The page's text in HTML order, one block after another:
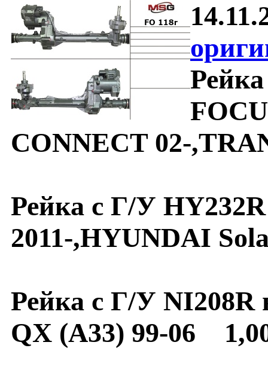
CONNECT 02-
Рейка с Г/У
2011-,HYUNDAI
Рейка с Г/У NI208R
QX (A33) 99-06